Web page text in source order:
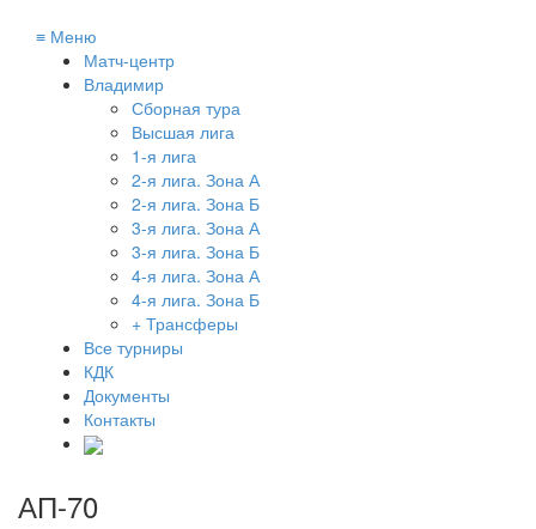
≡ Меню
Матч-центр
Владимир
Сборная тура
Высшая лига
1-я лига
2-я лига. Зона А
2-я лига. Зона Б
3-я лига. Зона А
3-я лига. Зона Б
4-я лига. Зона А
4-я лига. Зона Б
+ Трансферы
Все турниры
КДК
Документы
Контакты
АП-70